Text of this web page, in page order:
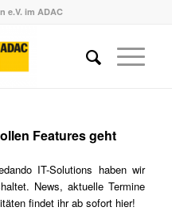
e.V. im ADAC
Features geht
IT-Solutions haben wir
News, aktuelle Termine
findet ihr ab sofort hier!